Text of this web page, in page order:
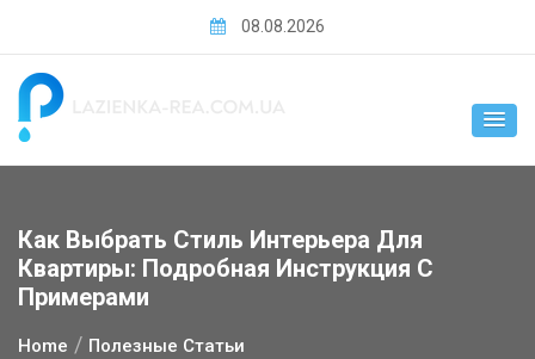
content
08.08.2026
Как Выбрать Стиль Интерьера Для
Квартиры: Подробная Инструкция С
Примерами
Home Полезные Статьи